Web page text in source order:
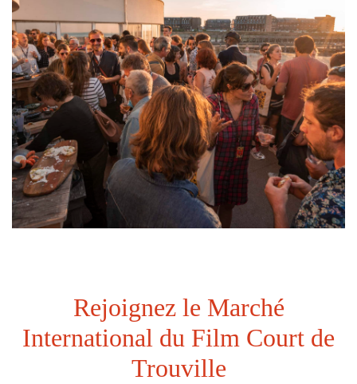
Rejoignez le Marché
International du Film Court de
Trouville